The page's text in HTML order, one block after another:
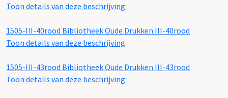
Toon details van deze beschrijving
1505-III-40rood Bibliotheek Oude Drukken III-40rood
Toon details van deze beschrijving
1505-III-43rood Bibliotheek Oude Drukken III-43rood
Toon details van deze beschrijving